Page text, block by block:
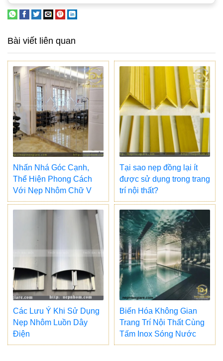
Bài viết liên quan
Nhấn Nhá Góc Cạnh,
Thể Hiện Phong Cách
Với Nẹp Nhôm Chữ V
Tại sao nẹp đồng lại ít
được sử dụng trong trang
trí nội thất?
Các Lưu Ý Khi Sử Dụng
Nẹp Nhôm Luồn Dây
Điện
Biến Hóa Không Gian
Trang Trí Nội Thất Cùng
Tấm Inox Sóng Nước